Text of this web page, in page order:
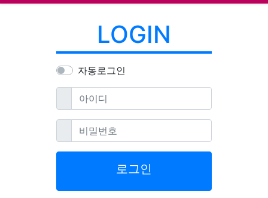
LOGIN
자동로그인
아이디필수
비밀번호필수
로그인